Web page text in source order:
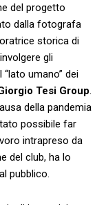
del progetto
dalla fotografa
storica di
gli
umano” dei
Tesi Group
della pandemia
possibile far
intrapreso da
del club, ha lo
pubblico.